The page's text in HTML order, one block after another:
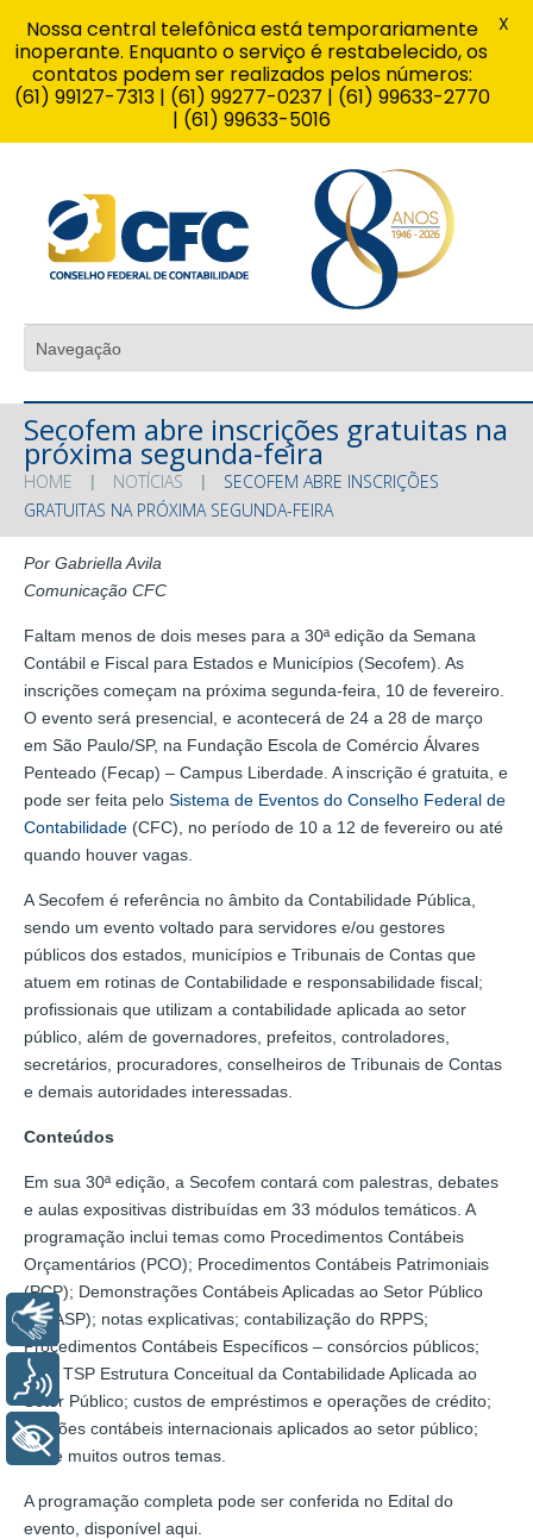
Secofem abre inscrições gratuitas na
próxima segunda-feira
HOME NOTÍCIAS
SECOFEM ABRE INSCRIÇÕES
GRATUITAS NA PRÓXIMA SEGUNDA-FEIRA
Por Gabriella Avila
Comunicação CFC
Faltam menos de dois meses para a 30ª edição da Semana
Contábil e Fiscal para Estados e Municípios (Secofem). As
inscrições começam na próxima segunda-feira, 10 de fevereiro.
O evento será presencial, e acontecerá de 24 a 28 de março
em São Paulo/SP, na Fundação Escola de Comércio Álvares
Penteado (Fecap) – Campus Liberdade. A inscrição é gratuita, e
pode ser feita pelo Sistema de Eventos do Conselho Federal de
Contabilidade (CFC), no período de 10 a 12 de fevereiro ou até
quando houver vagas.
A Secofem é referência no âmbito da Contabilidade Pública,
sendo um evento voltado para servidores e/ou gestores
públicos dos estados, municípios e Tribunais de Contas que
atuem em rotinas de Contabilidade e responsabilidade fiscal;
profissionais que utilizam a contabilidade aplicada ao setor
público, além de governadores, prefeitos, controladores,
secretários, procuradores, conselheiros de Tribunais de Contas
e demais autoridades interessadas.
Conteúdos
Em sua 30ª edição, a Secofem contará com palestras, debates
e aulas expositivas distribuídas em 33 módulos temáticos. A
programação inclui temas como Procedimentos Contábeis
Orçamentários (PCO); Procedimentos Contábeis Patrimoniais
(PCP); Demonstrações Contábeis Aplicadas ao Setor Público
(DCASP); notas explicativas; contabilização do RPPS;
Procedimentos Contábeis Específicos – consórcios públicos;
NBC TSP Estrutura Conceitual da Contabilidade Aplicada ao
Setor Público; custos de empréstimos e operações de crédito;
padrões contábeis internacionais aplicados ao setor público;
entre muitos outros temas.
A programação completa pode ser conferida no Edital do
evento, disponível aqui.
Nossa central telefônica está temporariamente
inoperante. Enquanto o serviço é restabelecido, os
contatos podem ser realizados pelos números:
(61) 99127-7313 | (61) 99277-0237 | (61) 99633-2770
| (61) 99633-5016
X
Libras
Voz
+ Acessibilidade